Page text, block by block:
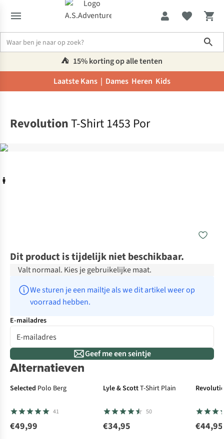
⛺️ 15% korting op alle tenten
Laatste Kans | Dames Heren Kids
RevolutionT-Shirt 1453 Por
Dit product is tijdelijk niet beschikbaar.
Valt normaal. Kies je gebruikelijke maat.
We sturen je een mailtje als we dit artikel weer op
voorraad hebben.
E-mailadres
Geef me een seintje
Alternatieven
Selected Polo Berg
41
€49,99
Lyle & ScottT-Shirt Plain
50
€34,95 €44,95